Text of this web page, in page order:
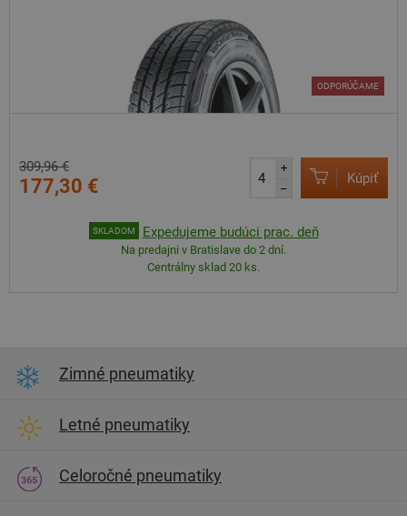
ODPORÚČAME
309,96 €
177,30 €
+
–
Kúpiť
SKLADOM Expedujeme budúci prac. deň
Na predajni v Bratislave do 2 dní.
Centrálny sklad 20 ks.
Zimné pneumatiky
Letné pneumatiky
Celoročné pneumatiky